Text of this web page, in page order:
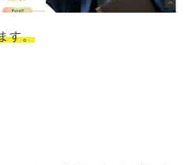
す。